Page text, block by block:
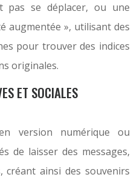
pas se déplacer, ou une
augmentée », utilisant des
pour trouver des indices
originales.
ET SOCIALES
version numérique ou
de laisser des messages,
créant ainsi des souvenirs